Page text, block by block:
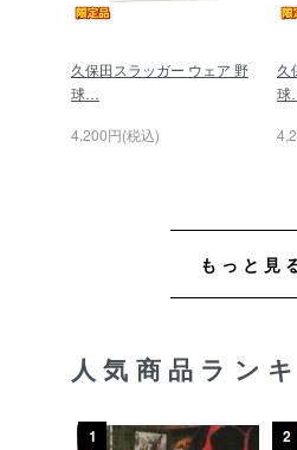
久保田スラッガー ウェア 野
球…
4,200円(税込)
久
もっと見
人気商品ラン
1 2